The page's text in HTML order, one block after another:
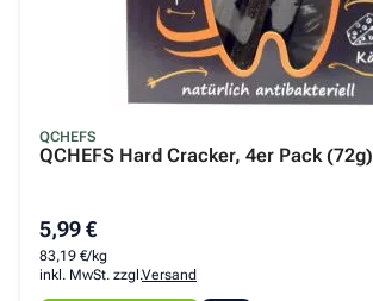
QCHEFS
QCHEFS Hard Cracker, 4er Pack (72g)
5,99 €
83,19 €/kg
inkl. MwSt. zzgl.Versand